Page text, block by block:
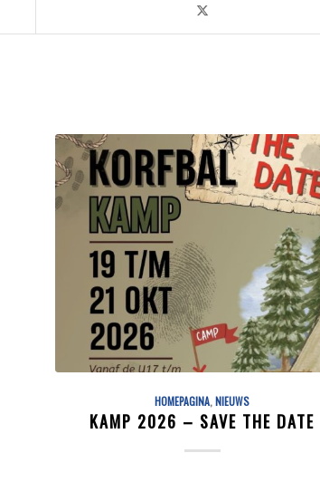
HOMEPAGINA,NIEUWS
KAMP 2026 – SAVE THE DATE